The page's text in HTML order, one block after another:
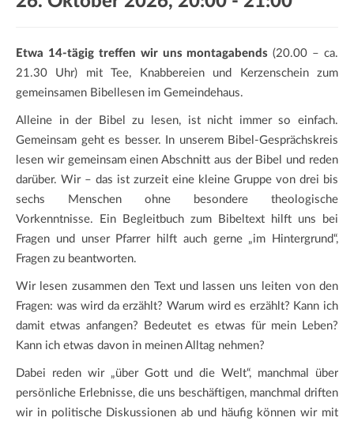
Etwa 14-tägig treffen wir uns montagabends (20.00 – ca.
21.30 Uhr) mit Tee, Knabbereien und Kerzenschein zum
gemeinsamen Bibellesen im Gemeindehaus.
Alleine in der Bibel zu lesen, ist nicht immer so einfach.
Gemeinsam geht es besser. In unserem Bibel-Gesprächskreis
lesen wir gemeinsam einen Abschnitt aus der Bibel und reden
darüber. Wir – das ist zurzeit eine kleine Gruppe von drei bis
sechs Menschen ohne besondere theologische
Vorkenntnisse. Ein Begleitbuch zum Bibeltext hilft uns bei
Fragen und unser Pfarrer hilft auch gerne „im Hintergrund“,
Fragen zu beantworten.
Wir lesen zusammen den Text und lassen uns leiten von den
Fragen: was wird da erzählt? Warum wird es erzählt? Kann ich
damit etwas anfangen? Bedeutet es etwas für mein Leben?
Kann ich etwas davon in meinen Alltag nehmen?
Dabei reden wir „über Gott und die Welt“, manchmal über
persönliche Erlebnisse, die uns beschäftigen, manchmal driften
wir in politische Diskussionen ab und häufig können wir mit